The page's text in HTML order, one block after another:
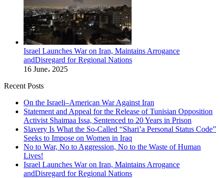
Israel Launches War on Iran, Maintains Arrogance
andDisregard for Regional Nations
16 June، 2025
Recent Posts
On the Israeli–American War Against Iran
Statement and Appeal for the Release of Tunisian Opposition
Activist Shaimaa Issa, Sentenced to 20 Years in Prison
Slavery Is What the So-Called “Shari’a Personal Status Code”
Seeks to Impose on Women in Iraq
No to War, No to Aggression, No to the Waste of Human
Lives!
Israel Launches War on Iran, Maintains Arrogance
andDisregard for Regional Nations